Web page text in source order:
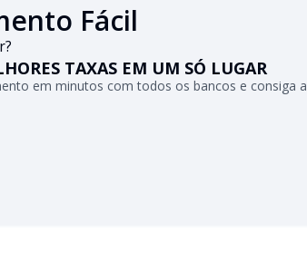
Fácil
TAXAS EM UM SÓ LUGAR
em minutos com todos os bancos e consiga a